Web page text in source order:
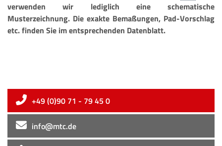
verwenden wir lediglich eine schematische
Musterzeichnung. Die exakte Bemaßungen, Pad-Vorschlag
etc. finden Sie im entsprechenden Datenblatt.
+49 (0)90 71 - 79 45 0
info@mtc.de